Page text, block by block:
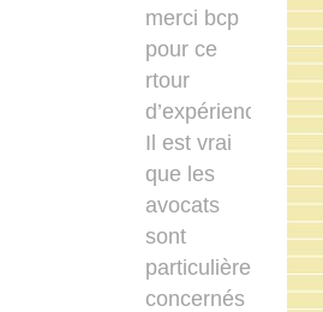
merci bcp
pour ce
rtour
d’expérience.
Il est vrai
que les
avocats
sont
particulièrement
concernés